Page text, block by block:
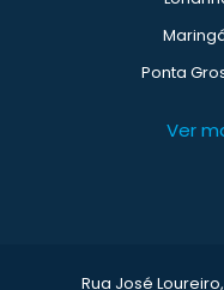
Ponta
Ver
Rua José